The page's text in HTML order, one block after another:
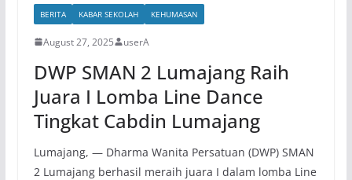
BERITA KABAR SEKOLAH KEHUMASAN
August 27, 2025 userA
DWP SMAN 2 Lumajang Raih
Juara I Lomba Line Dance
Tingkat Cabdin Lumajang
Lumajang, — Dharma Wanita Persatuan (DWP) SMAN
2 Lumajang berhasil meraih juara I dalam lomba Line